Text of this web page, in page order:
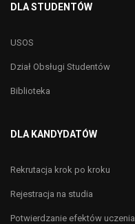
DLA STUDENTÓW
USOS
Dział Obsługi Studentów
Biblioteka
DLA KANDYDATÓW
Rekrutacja krok po kroku
Rejestracja na studia
Potwierdzanie efektów